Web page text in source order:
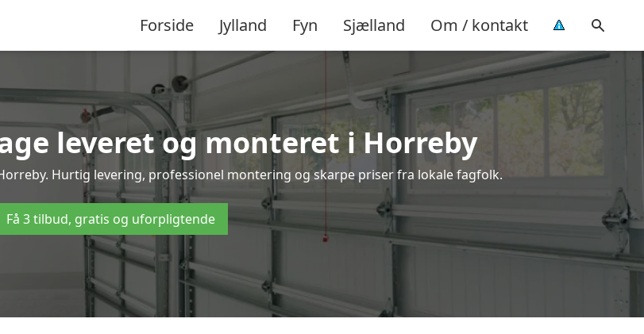
Forside Jylland Fyn Sjælland Om / kontakt
leveret og monteret i Horreby
Hurtig levering, professionel montering og skarpe priser fra lokale fagfolk.
Få 3 tilbud, gratis og uforpligtende